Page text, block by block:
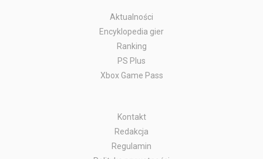
Aktualności
Encyklopedia gier
Ranking
PS Plus
Xbox Game Pass
Kontakt
Redakcja
Regulamin